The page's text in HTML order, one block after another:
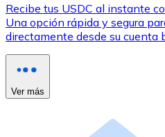
Recibe tus USDC al instante
Una opción rápida y segura
directamente desde su cuenta
Ver más